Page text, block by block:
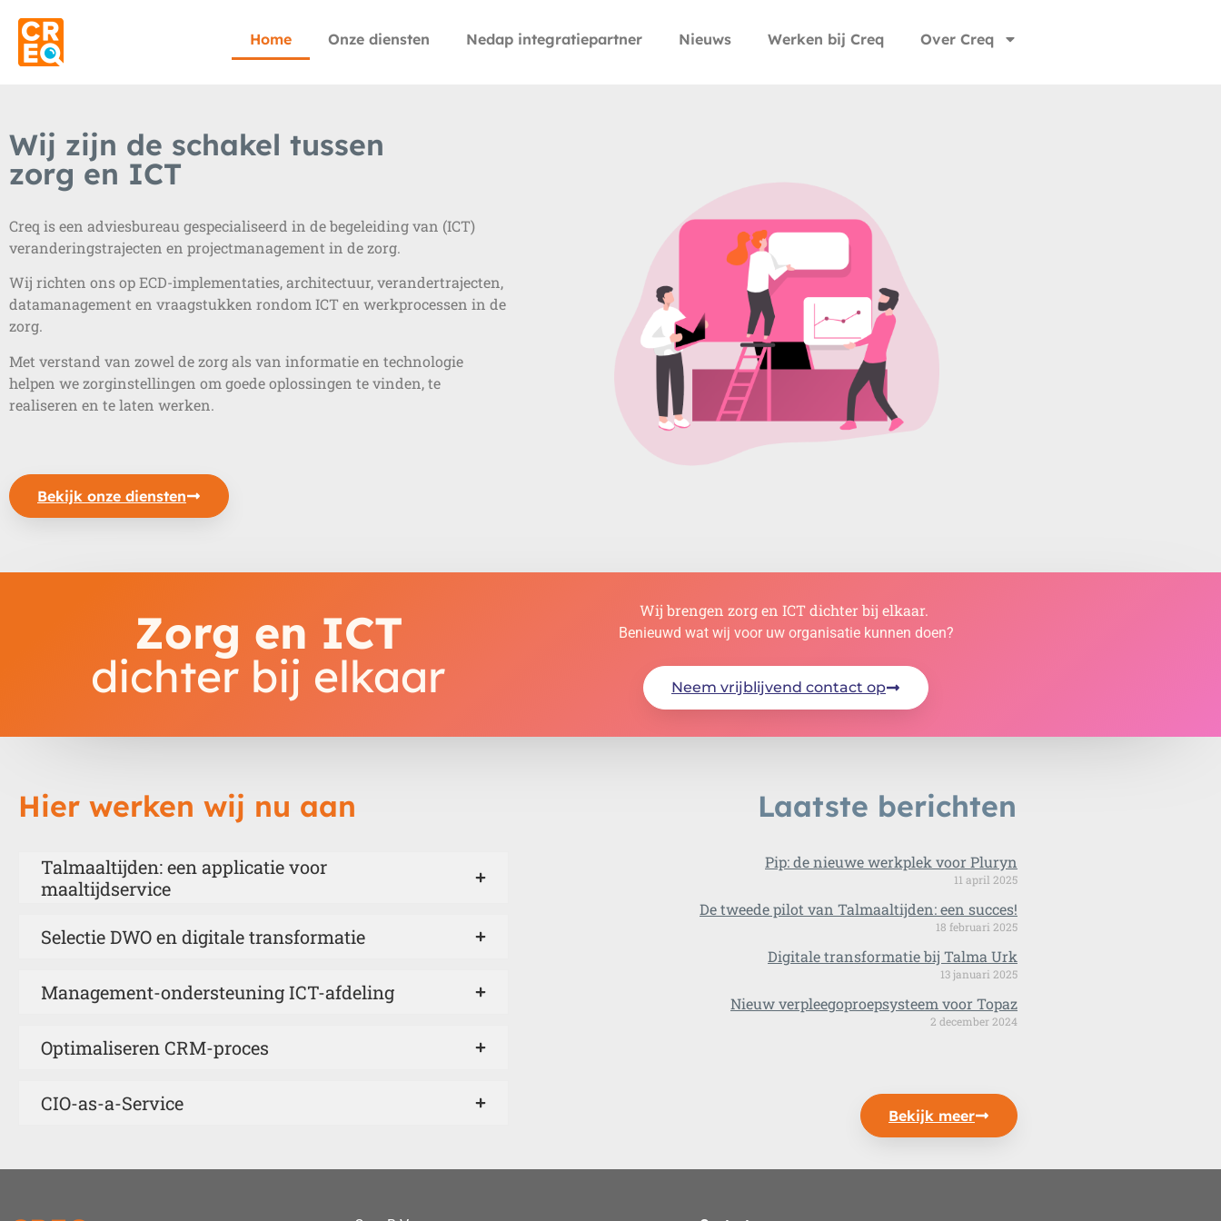
Home Onze diensten Nedap integratiepartner Nieuws Werken bij Creq Over Creq
Wij zijn de schakel tussen
zorg en ICT
Creq is een adviesbureau gespecialiseerd in de begeleiding van (ICT)
veranderingstrajecten en projectmanagement in de zorg.
Wij richten ons op ECD-implementaties, architectuur, verandertrajecten,
datamanagement en vraagstukken rondom ICT en werkprocessen in de
zorg.
Met verstand van zowel de zorg als van informatie en technologie
helpen we zorginstellingen om goede oplossingen te vinden, te
realiseren en te laten werken.
Bekijk onze diensten
Zorg en ICT
dichter bij elkaar
Wij brengen zorg en ICT dichter bij elkaar.
Benieuwd wat wij voor uw organisatie kunnen doen?
Neem vrijblijvend contact op
Hier werken wij nu aan Laatste berichten
Talmaaltijden: een applicatie voor
maaltijdservice
Selectie DWO en digitale transformatie
Management-ondersteuning ICT-afdeling
Optimaliseren CRM-proces
CIO-as-a-Service
Pip: de nieuwe werkplek voor Pluryn
11 april 2025
De tweede pilot van Talmaaltijden: een succes!
18 februari 2025
Digitale transformatie bij Talma Urk
13 januari 2025
Nieuw verpleegoproepsysteem voor Topaz
2 december 2024
Bekijk meer